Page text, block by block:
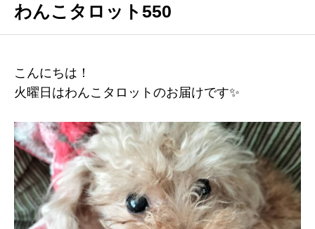
わんこタロット550
こんにちは！
火曜日はわんこタロットのお届けです✨